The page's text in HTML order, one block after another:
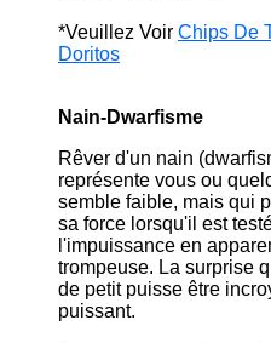
*Veuillez Voir Chips De
Doritos
Nain-Dwarfisme
Rêver d'un nain
représente vous ou
semble faible, mais qui
sa force lorsqu'il est
l'impuissance en
trompeuse. La surprise
de petit puisse être
puissant.